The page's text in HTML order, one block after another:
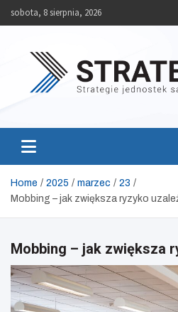
sobota, 8 sierpnia, 2026
Strategie JST
Home 2025 marzec
23
Mobbing – jak zwiększa ryzyko
Mobbing – jak zwiększa